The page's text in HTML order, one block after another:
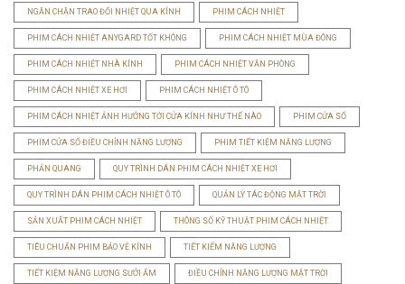
NGĂN CHẶN TRAO ĐỔI NHIỆT QUA KÍNH PHIM CÁCH NHIỆT
PHIM CÁCH NHIỆT ANYGARD TỐT KHÔNG PHIM CÁCH NHIỆT MÙA ĐÔNG
PHIM CÁCH NHIỆT NHÀ KÍNH PHIM CÁCH NHIỆT VĂN PHÒNG
PHIM CÁCH NHIỆT XE HƠI PHIM CÁCH NHIỆT Ô TÔ
PHIM CÁCH NHIỆT ẢNH HƯỞNG TỚI CỬA KÍNH NHƯ THẾ NÀO PHIM CỬA SỔ
PHIM CỬA SỔ ĐIỀU CHỈNH NĂNG LƯỢNG PHIM TIẾT KIỆM NĂNG LƯỢNG
PHẢN QUANG QUY TRÌNH DÁN PHIM CÁCH NHIỆT XE HƠI
QUY TRÌNH DÁN PHIM CÁCH NHIỆT Ô TÔ QUẢN LÝ TÁC ĐỘNG MẶT TRỜI
SẢN XUẤT PHIM CÁCH NHIỆT THÔNG SỐ KỸ THUẬT PHIM CÁCH NHIỆT
TIÊU CHUẨN PHIM BẢO VỆ KÍNH TIẾT KIẾM NĂNG LƯỢNG
TIẾT KIỆM NĂNG LƯỢNG SƯỞI ẤM ĐIỀU CHỈNH NĂNG LƯỢNG MẶT TRỜI